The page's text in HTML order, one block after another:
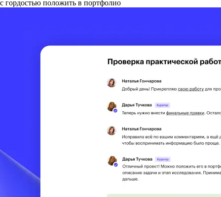
с гордостью положить в портфолио